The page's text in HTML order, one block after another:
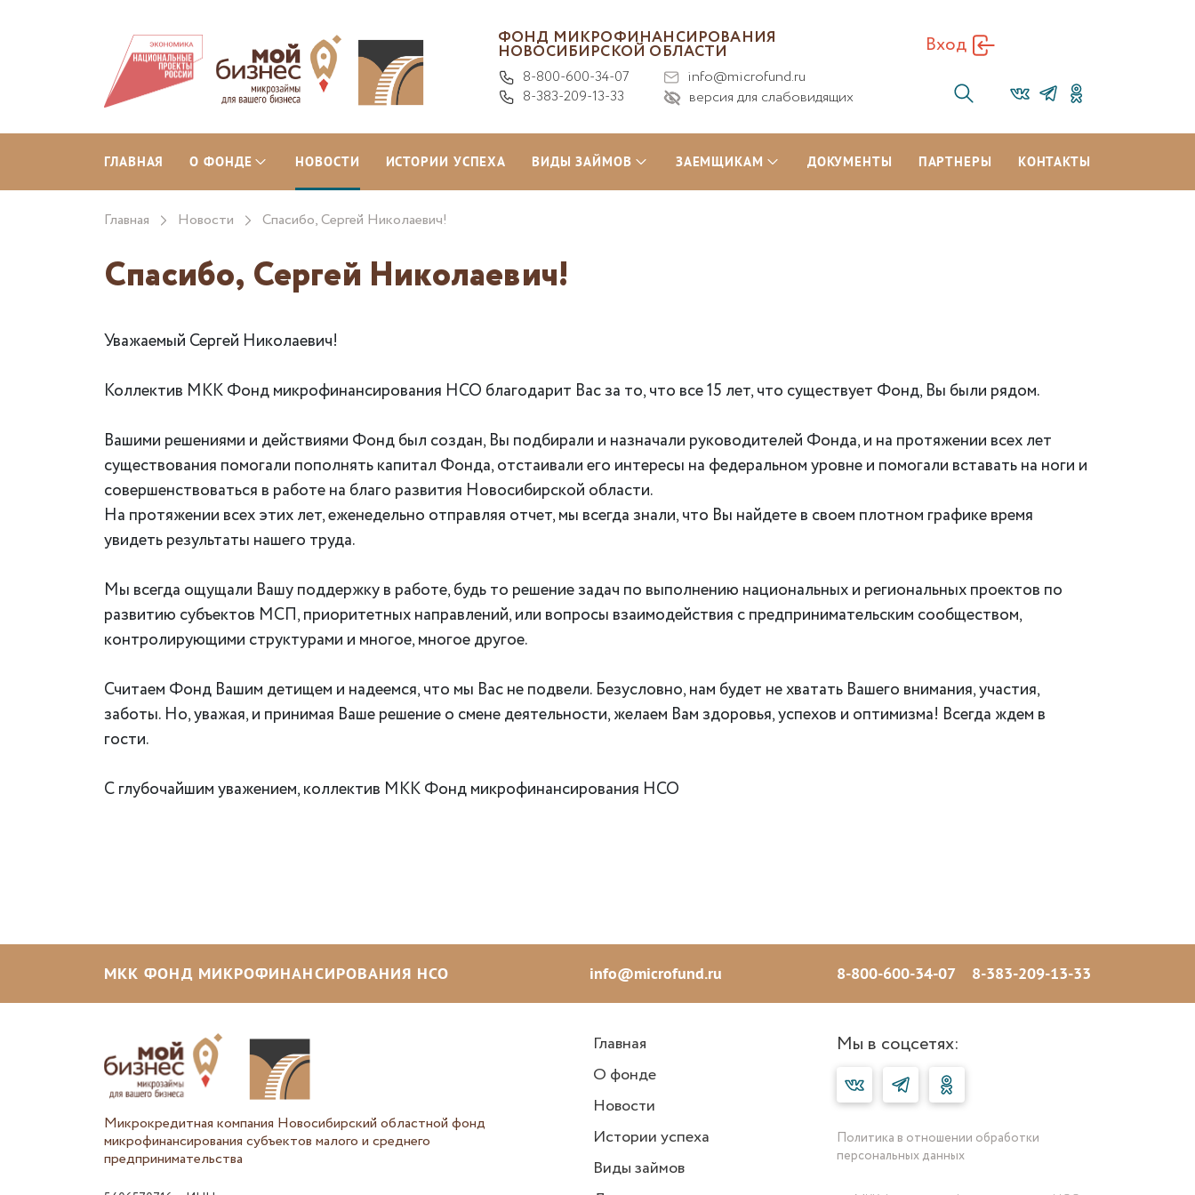
ФОНД МИКРОФИНАНСИРОВАНИЯ
НОВОСИБИРСКОЙ ОБЛАСТИ
8-800-600-34-07
8-383-209-13-33
info@microfund.ru
версия для слабовидящих
Вход
ГЛАВНАЯ О ФОНДЕ НОВОСТИ ИСТОРИИ УСПЕХА ВИДЫ ЗАЙМОВ ЗАЕМЩИКАМ ДОКУМЕНТЫ ПАРТНЕРЫ КОНТАКТЫ
Главная Новости Спасибо, Сергей Николаевич!
Спасибо, Сергей Николаевич!
Уважаемый Сергей Николаевич!
Коллектив МКК Фонд микрофинансирования НСО благодарит Вас за то, что все 15 лет, что существует Фонд, Вы были рядом.
Вашими решениями и действиями Фонд был создан, Вы подбирали и назначали руководителей Фонда, и на протяжении всех лет
существования помогали пополнять капитал Фонда, отстаивали его интересы на федеральном уровне и помогали вставать на ноги и
совершенствоваться в работе на благо развития Новосибирской области.
На протяжении всех этих лет, еженедельно отправляя отчет, мы всегда знали, что Вы найдете в своем плотном графике время
увидеть результаты нашего труда.
Мы всегда ощущали Вашу поддержку в работе, будь то решение задач по выполнению национальных и региональных проектов по
развитию субъектов МСП, приоритетных направлений, или вопросы взаимодействия с предпринимательским сообществом,
контролирующими структурами и многое, многое другое.
Считаем Фонд Вашим детищем и надеемся, что мы Вас не подвели. Безусловно, нам будет не хватать Вашего внимания, участия,
заботы. Но, уважая, и принимая Ваше решение о смене деятельности, желаем Вам здоровья, успехов и оптимизма! Всегда ждем в
гости.
С глубочайшим уважением, коллектив МКК Фонд микрофинансирования НСО
МКК ФОНД МИКРОФИНАНСИРОВАНИЯ НСО info@microfund.ru 8-800-600-34-07 8-383-209-13-33
Микрокредитная компания Новосибирский областной фонд
микрофинансирования субъектов малого и среднего
предпринимательства
Главная
О фонде
Новости
Истории успеха
Виды займов
Мы в соцсетях:
Политика в отношении обработки
персональных данных